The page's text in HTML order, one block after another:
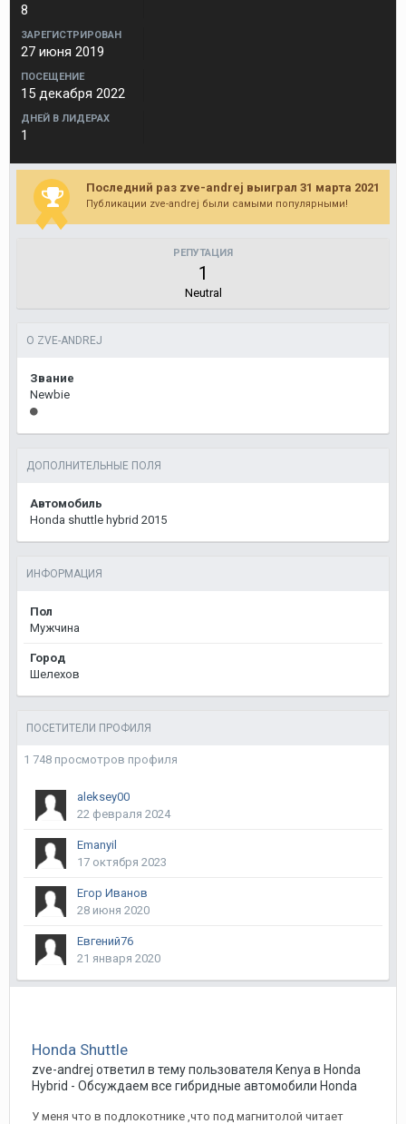
8
ЗАРЕГИСТРИРОВАН
27 июня 2019
ПОСЕЩЕНИЕ
15 декабря 2022
ДНЕЙ В ЛИДЕРАХ
1
Последний раз zve-andrej выиграл 31 марта 2021
Публикации zve-andrej были самыми популярными!
РЕПУТАЦИЯ
1
Neutral
О ZVE-ANDREJ
Звание
Newbie
ДОПОЛНИТЕЛЬНЫЕ ПОЛЯ
Автомобиль
Honda shuttle hybrid 2015
ИНФОРМАЦИЯ
Пол
Мужчина
Город
Шелехов
ПОСЕТИТЕЛИ ПРОФИЛЯ
1 748 просмотров профиля
aleksey00
22 февраля 2024
Emanyil
17 октября 2023
Егор Иванов
28 июня 2020
Евгений76
21 января 2020
Honda Shuttle
zve-andrej ответил в тему пользователя Kenya в Honda
Hybrid - Обсуждаем все гибридные автомобили Honda
У меня что в подлокотнике ,что под магнитолой читает